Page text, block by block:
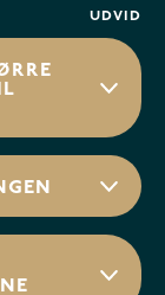
UDVID